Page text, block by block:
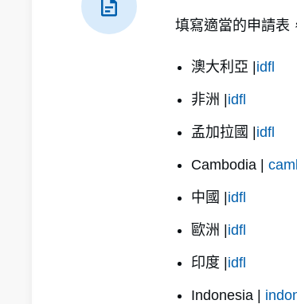
填寫適當的申請表
澳大利亞 |idfl
非洲 |idfl
孟加拉國 |idfl
Cambodia |
中國 |idfl
歐洲 |idfl
印度 |idfl
Indonesia |